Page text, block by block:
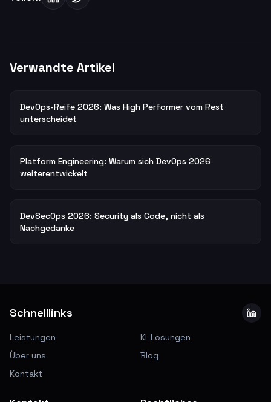
Verwandte Artikel
DevOps-Reife 2026: Was High Performer vom Rest
unterscheidet
Platform Engineering: Warum sich DevOps 2026
weiterentwickelt
DevSecOps 2026: Security als Code, nicht als
Nachgedanke
Schnelllinks
Leistungen
KI-Lösungen
Über uns
Blog
Kontakt